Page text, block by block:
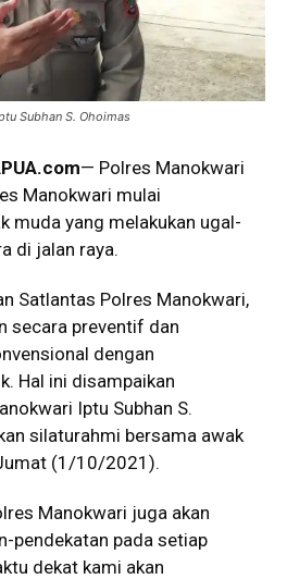
Subhan S. Ohoimas
— Polres Manokwari
Manokwari mulai
muda yang melakukan ugal-
di jalan raya.
Satlantas Polres Manokwari,
secara preventif dan
dengan
Hal ini disampaikan
Iptu Subhan S.
silaturahmi bersama awak
(1/10/2021).
Manokwari juga akan
pendekatan pada setiap
dekat kami akan